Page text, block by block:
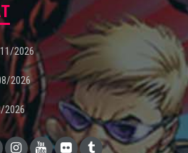
2026
2026
2026